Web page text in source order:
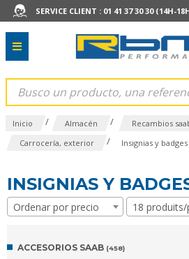
SERVICE CLIENT : 01 41 37 30 30 (14H-
Inicio / Almacén / Recambios
Carrocería, exterior / Insignias y badges
INSIGNIAS Y
Ordenar por precio 18 produits/
ACCESORIOS SAAB (458)